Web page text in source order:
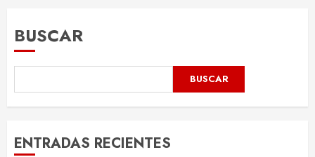
BUSCAR
BUSCAR
ENTRADAS RECIENTES